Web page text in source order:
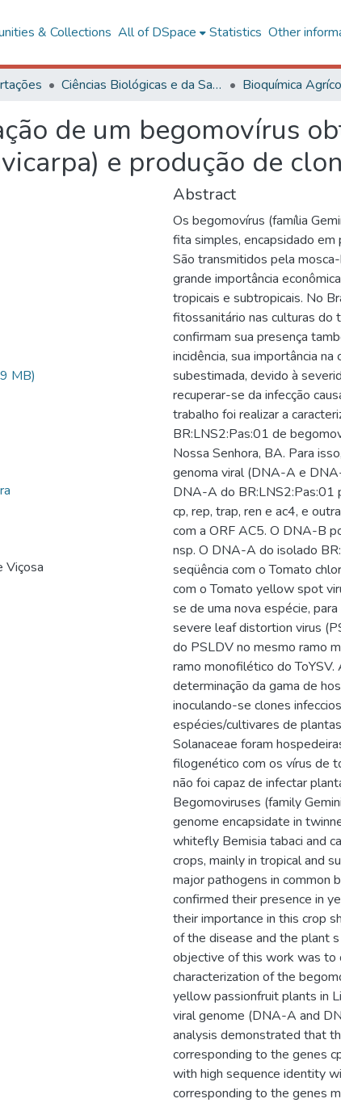
& Collections All of DSpace Statistics Other
Ciências Biológicas e da Saúde Bioquímica
de um begomovírus
e produção de
MB)
Viçosa
Abstract
Os begomovírus (família
fita simples, encapsidado em
São transmitidos pela
grande importância
tropicais e subtropicais. No
fitossanitário nas culturas do
confirmam sua presença
incidência, sua importância
subestimada, devido à
recuperar-se da infecção
trabalho foi realizar a
BR:LNS2:Pas:01 de
Nossa Senhora, BA. Para
genoma viral (DNA-A e
DNA-A do BR:LNS2:Pas:01
cp, rep, trap, ren e ac4, e
com a ORF AC5. O DNA-B
nsp. O DNA-A do isolado
seqüência com o Tomato
com o Tomato yellow spot
se de uma nova espécie,
severe leaf distortion virus
do PSLDV no mesmo ramo
ramo monofilético do ToYSV.
determinação da gama de
inoculando-se clones
espécies/cultivares de
Solanaceae foram
filogenético com os vírus de
não foi capaz de infectar
Begomoviruses (family
genome encapsidate in
whitefly Bemisia tabaci and
crops, mainly in tropical and
major pathogens in common
confirmed their presence in
their importance in this crop
of the disease and the plant
objective of this work was to
characterization of the
yellow passionfruit plants in
viral genome (DNA-A and
analysis demonstrated that
corresponding to the genes
with high sequence identity
corresponding to the genes